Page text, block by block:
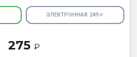
ЭЛЕКТРОННАЯ 249₽
275 ₽